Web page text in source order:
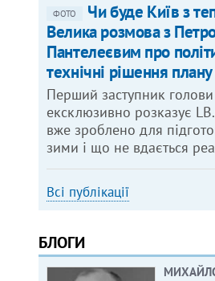
ФОТО
Чи буде Київ з
Велика розмова з
Пантелеєвим про
технічні рішення плану
Перший заступник
ексклюзивно розказує
вже зроблено для
зими і що не вдається
Всі публікації
БЛОГИ